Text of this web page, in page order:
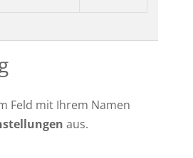
Feld mit Ihrem Namen
aus.